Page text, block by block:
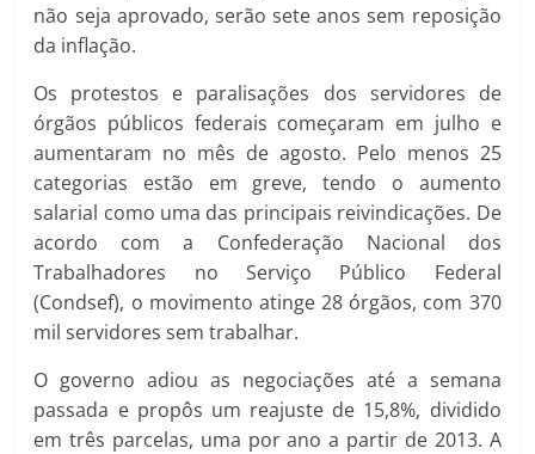
não seja aprovado, serão sete anos sem reposição
da inflação.
Os protestos e paralisações dos servidores de
órgãos públicos federais começaram em julho e
aumentaram no mês de agosto. Pelo menos 25
categorias estão em greve, tendo o aumento
salarial como uma das principais reivindicações. De
acordo com a Confederação Nacional dos
Trabalhadores no Serviço Público Federal
(Condsef), o movimento atinge 28 órgãos, com 370
mil servidores sem trabalhar.
O governo adiou as negociações até a semana
passada e propôs um reajuste de 15,8%, dividido
em três parcelas, uma por ano a partir de 2013. A